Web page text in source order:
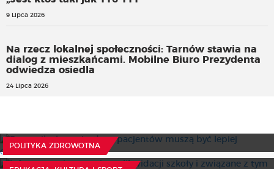
9 Lipca 2026
Na rzecz lokalnej społeczności: Tarnów stawia na
dialog z mieszkańcami. Mobilne Biuro Prezydenta
odwiedza osiedla
24 Lipca 2026
POLITYKA ZDROWOTNA
15 Lipca 2026
Informowanie o zamiarze likwidacji szkoły i związane z
tym konsultacje - czego dziś wymaga prawo?
Wspólny standard odpowiedzialności za bezpieczeństwo